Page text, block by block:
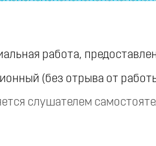
работа,
(без отрыва от
слушателем